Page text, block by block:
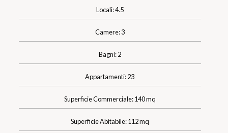
Locali: 4.5
Camere: 3
Bagni: 2
Appartamenti: 23
Superficie Commerciale: 140 mq
Superficie Abitabile: 112 mq